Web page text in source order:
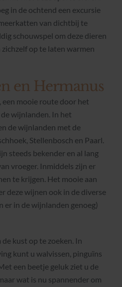
in de ochtend een excursie
van dichtbij te
schouwspel om deze dieren
op te laten warmen
en Hermanus
een mooie route door het
wijnlanden. In het
de wijnlanden met de
Stellenbosch en Paarl.
steeds bekender en al lang
vroeger. Inmiddels zijn er
te krijgen. Het mooie aan
deze wijnen ook in de diverse
er in de wijnlanden genoeg)
kust op te zoeken. In
kunt u walvissen, pinguïns
een beetje geluk ziet u de
wat is nu spannender om